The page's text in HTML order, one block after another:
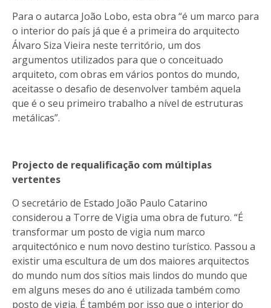
Para o autarca João Lobo, esta obra “é um marco para
o interior do país já que é a primeira do arquitecto
Álvaro Siza Vieira neste território, um dos
argumentos utilizados para que o conceituado
arquiteto, com obras em vários pontos do mundo,
aceitasse o desafio de desenvolver também aquela
que é o seu primeiro trabalho a nível de estruturas
metálicas”.
Projecto de requalificação com múltiplas
vertentes
O secretário de Estado João Paulo Catarino
considerou a Torre de Vigia uma obra de futuro. “É
transformar um posto de vigia num marco
arquitectónico e num novo destino turístico. Passou a
existir uma escultura de um dos maiores arquitectos
do mundo num dos sítios mais lindos do mundo que
em alguns meses do ano é utilizada também como
posto de vigia. É também por isso que o interior do